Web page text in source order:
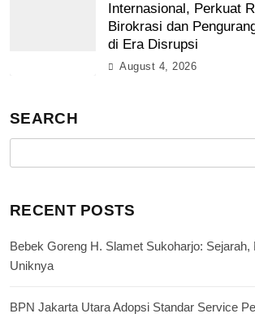
Internasional, Perkuat
Birokrasi dan
di Era Disrupsi
August 4, 2026
SEARCH
RECENT POSTS
Bebek Goreng H. Slamet Sukoharjo: Sejarah,
Uniknya
BPN Jakarta Utara Adopsi Standar Service